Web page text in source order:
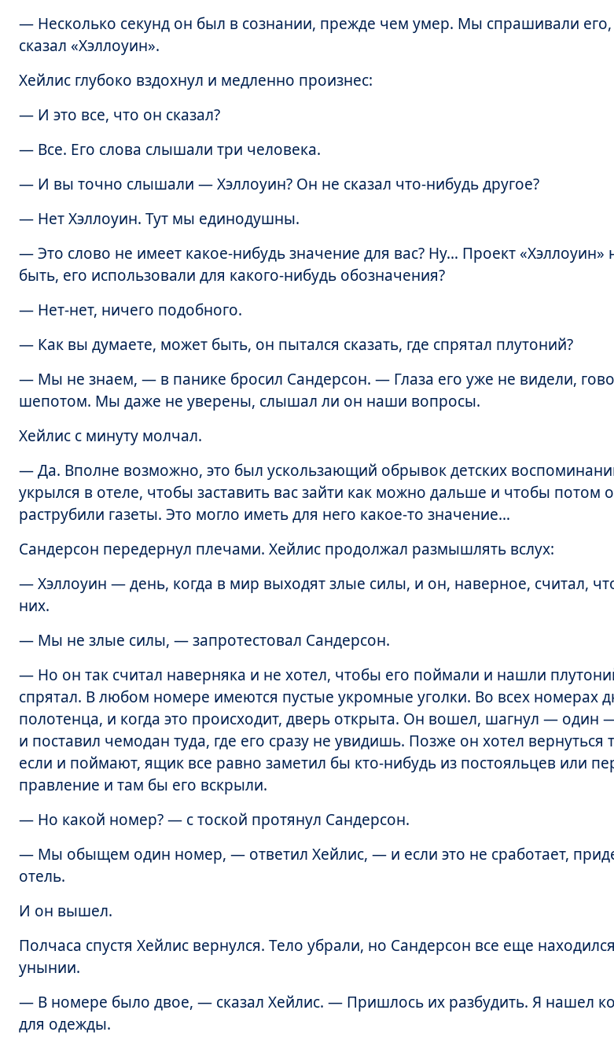
— Несколько секунд он был в сознании, прежде чем умер. Мы спрашивали его,
сказал «Хэллоуин».
Хейлис глубоко вздохнул и медленно произнес:
— И это все, что он сказал?
— Все. Его слова слышали три человека.
— И вы точно слышали — Хэллоуин? Он не сказал что-нибудь другое?
— Нет Хэллоуин. Тут мы единодушны.
— Это слово не имеет какое-нибудь значение для вас? Ну… Проект «Хэллоуин»
быть, его использовали для какого-нибудь обозначения?
— Нет-нет, ничего подобного.
— Как вы думаете, может быть, он пытался сказать, где спрятал плутоний?
— Мы не знаем, — в панике бросил Сандерсон. — Глаза его уже не видели,
шепотом. Мы даже не уверены, слышал ли он наши вопросы.
Хейлис с минуту молчал.
— Да. Вполне возможно, это был ускользающий обрывок детских
укрылся в отеле, чтобы заставить вас зайти как можно дальше и чтобы потом
раструбили газеты. Это могло иметь для него какое-то значение…
Сандерсон передернул плечами. Хейлис продолжал размышлять вслух:
— Хэллоуин — день, когда в мир выходят злые силы, и он, наверное, считал,
них.
— Мы не злые силы, — запротестовал Сандерсон.
— Но он так считал наверняка и не хотел, чтобы его поймали и нашли
спрятал. В любом номере имеются пустые укромные уголки. Во всех номерах
полотенца, и когда это происходит, дверь открыта. Он вошел, шагнул —
и поставил чемодан туда, где его сразу не увидишь. Позже он хотел вернуться
если и поймают, ящик все равно заметил бы кто-нибудь из постояльцев или
правление и там бы его вскрыли.
— Но какой номер? — с тоской протянул Сандерсон.
— Мы обыщем один номер, — ответил Хейлис, — и если это не сработает,
отель.
И он вышел.
Полчаса спустя Хейлис вернулся. Тело убрали, но Сандерсон все еще
унынии.
— В номере было двое, — сказал Хейлис. — Пришлось их разбудить. Я нашел
для одежды.